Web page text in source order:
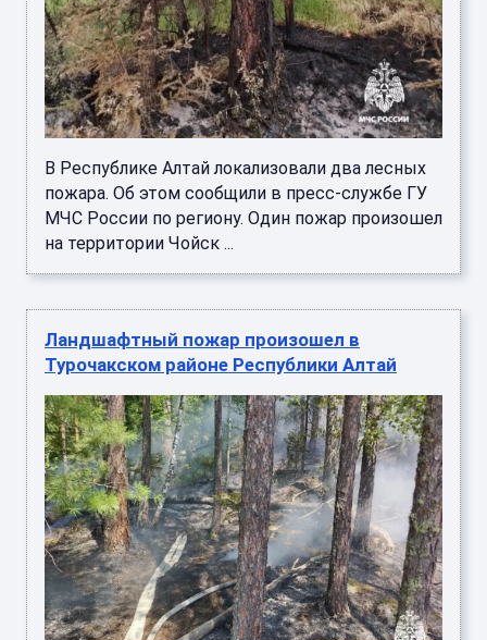
В Республике Алтай локализовали два лесных
пожара. Об этом сообщили в пресс-службе ГУ
МЧС России по региону. Один пожар произошел
на территории Чойск ...
Ландшафтный пожар произошел в
Турочакском районе Республики Алтай